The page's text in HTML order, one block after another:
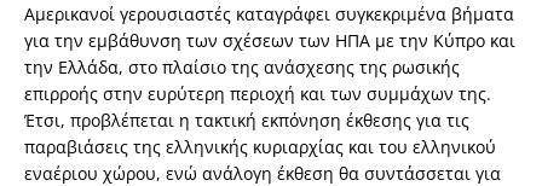
Αμερικανοί γερουσιαστές καταγράφει συγκεκριμένα βήματα
για την εμβάθυνση των σχέσεων των ΗΠΑ με την Κύπρο και
την Ελλάδα, στο πλαίσιο της ανάσχεσης της ρωσικής
επιρροής στην ευρύτερη περιοχή και των συμμάχων της.
Έτσι, προβλέπεται η τακτική εκπόνηση έκθεσης για τις
παραβιάσεις της ελληνικής κυριαρχίας και του ελληνικού
εναέριου χώρου, ενώ ανάλογη έκθεση θα συντάσσεται για